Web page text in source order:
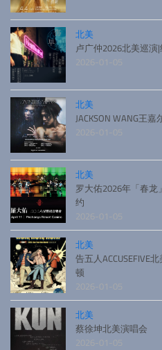
北美
卢广仲2026北美巡
2026-01-05
北美
JACKSON WANG王
2026-01-05
北美
罗大佑2026年「春龙
约
2026-01-05
北美
告五人ACCUSEFIVE
顿
2026-01-05
北美
蔡徐坤北美演唱会
2026-01-05